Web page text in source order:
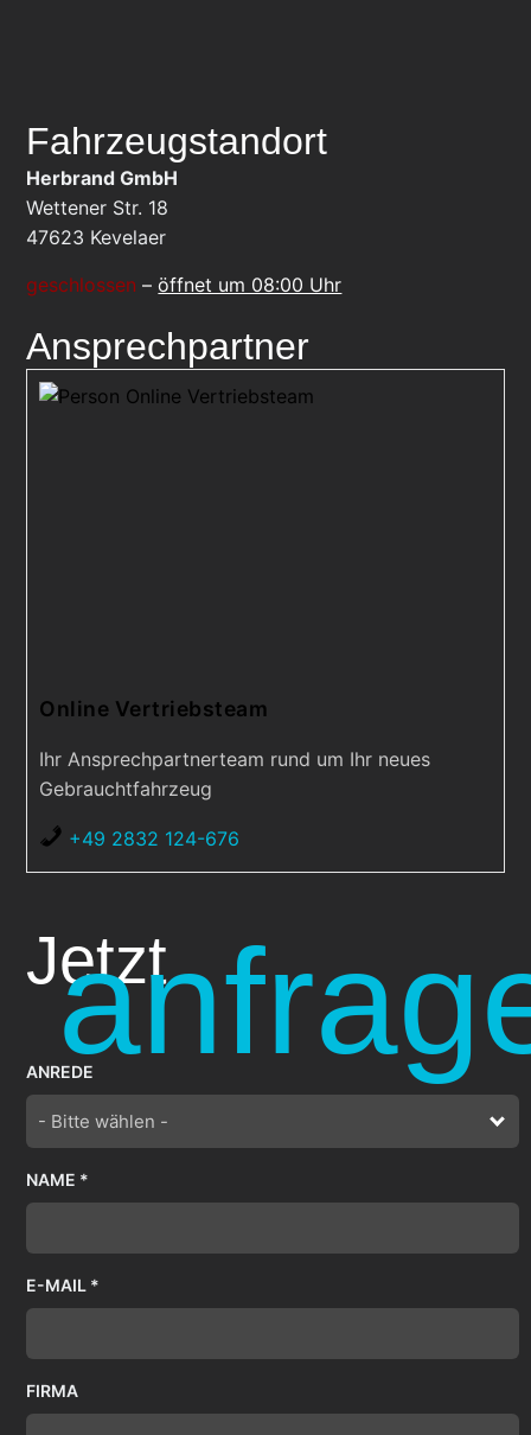
Fahrzeugstandort
Herbrand GmbH
Wettener Str. 18
47623 Kevelaer
geschlossen –öffnet um 08:00 Uhr
Ansprechpartner
Online Vertriebsteam
Ihr Ansprechpartnerteam rund um Ihr neues
Gebrauchtfahrzeug
+49 2832 124-676
Jetzt
ANREDE
- Bitte wählen -
NAME *
E-MAIL *
FIRMA